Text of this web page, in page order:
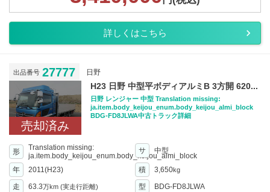
詳しくはこちら
出品番号 27777 日野
売却済み
H23 日野 中型平ボディアルミB 3方開 620...
日野 レンジャー 中型 Translation missing:
ja.item.body_keijou_enum.body_keijou_almi_block
BDG-FD8JLWA中古トラック詳細
形
Translation missing:
ja.item.body_keijou_enum.body_keijou_almi_block
サ 中型
年 2011(H23) 積 3,650kg
走 63.3万km (実走行距離) 型
BDG-FD8JLWA